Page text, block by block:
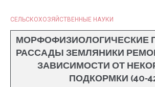
СЕЛЬСКОХОЗЯЙСТВЕННЫЕ НАУКИ
МОРФОФИЗИОЛОГИЧЕСКИЕ
РАССАДЫ ЗЕМЛЯНИКИ
ЗАВИСИМОСТИ ОТ
ПОДКОРМКИ (40-